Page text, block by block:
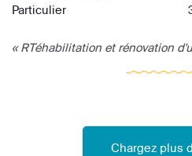
Particulier
« RTéhabilitation et rénovation
Chargez plus